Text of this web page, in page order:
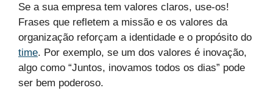
Se a sua empresa tem valores claros, use-os!
Frases que refletem a missão e os valores da
organização reforçam a identidade e o propósito do
time. Por exemplo, se um dos valores é inovação,
algo como “Juntos, inovamos todos os dias” pode
ser bem poderoso.